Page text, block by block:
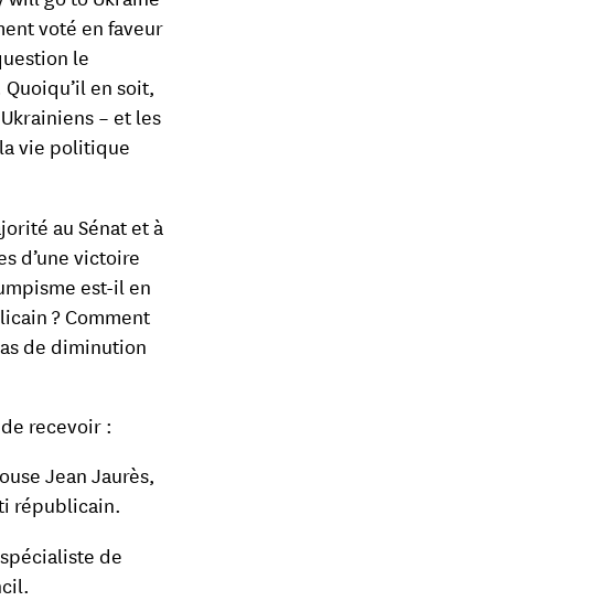
voté en faveur
le
en soit,
– et les
vie politique
au Sénat et à
d’une victoire
est-il en
? Comment
de diminution
recevoir :
Jean Jaurès,
républicain.
de